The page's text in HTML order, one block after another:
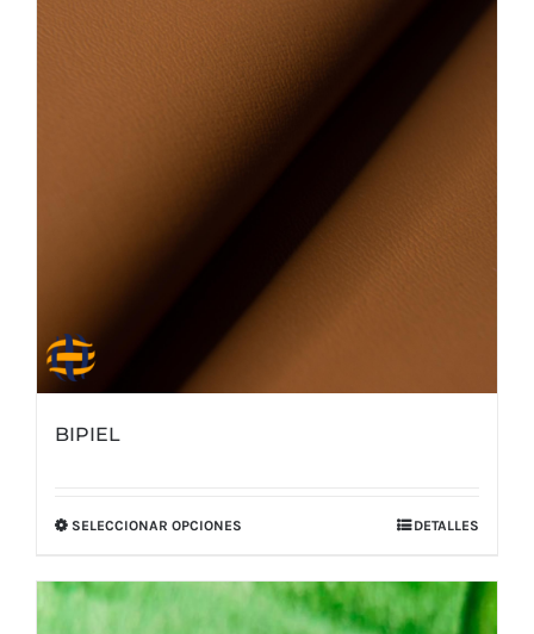
BIPIEL
SELECCIONAR OPCIONES
tiene
DETALLES